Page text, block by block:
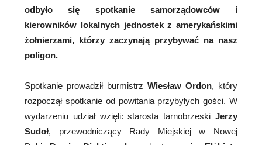
odbyło się spotkanie samorządowców i
kierowników lokalnych jednostek z amerykańskimi
żołnierzami, którzy zaczynają przybywać na nasz
poligon.
Spotkanie prowadził burmistrz Wiesław Ordon, który
rozpoczął spotkanie od powitania przybyłych gości. W
wydarzeniu udział wzięli: starosta tarnobrzeski Jerzy
Sudoł, przewodniczący Rady Miejskiej w Nowej